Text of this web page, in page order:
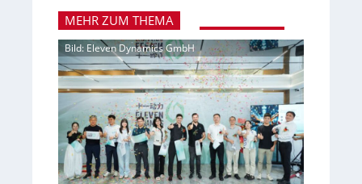
MEHR ZUM THEMA
Bild: Eleven Dynamics GmbH